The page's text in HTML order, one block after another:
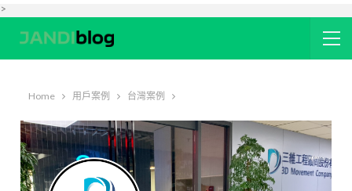
>
Home 用戶案例 台灣案例